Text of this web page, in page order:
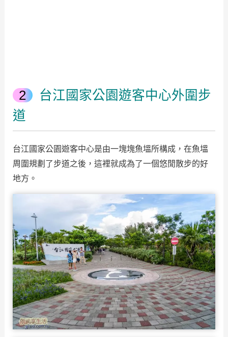
台江國家公園遊客中心外圍步
道
台江國家公園遊客中心是由一塊塊魚塭所構成，在魚塭
周圍規劃了步道之後，這裡就成為了一個悠閒散步的好
地方。